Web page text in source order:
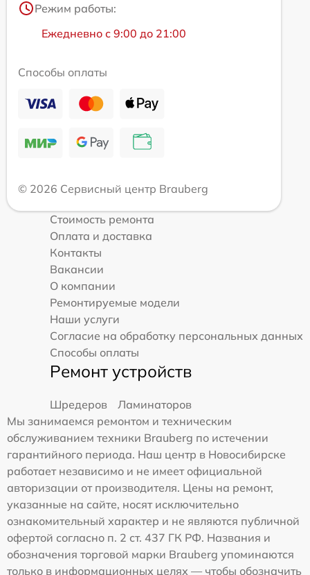
Режим работы:
Ежедневно с 9:00 до 21:00
Способы оплаты
© 2026 Сервисный центр Brauberg
Стоимость ремонта
Оплата и доставка
Контакты
Вакансии
О компании
Ремонтируемые модели
Наши услуги
Согласие на обработку персональных данных
Способы оплаты
Ремонт устройств
Шредеров
Ламинаторов
Мы занимаемся ремонтом и техническим
обслуживанием техники Brauberg по истечении
гарантийного периода. Наш центр в Новосибирске
работает независимо и не имеет официальной
авторизации от производителя. Цены на ремонт,
указанные на сайте, носят исключительно
ознакомительный характер и не являются публичной
офертой согласно п. 2 ст. 437 ГК РФ. Названия и
обозначения торговой марки Brauberg упоминаются
только в информационных целях — чтобы обозначить